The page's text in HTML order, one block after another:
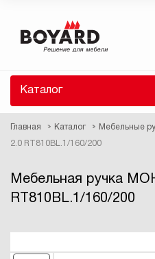
Каталог
Главная Каталог Мебельные
2.0 RT810BL.1/160/200
Мебельная ручка
RT810BL.1/160/200
Восстановление
высланы вам по E-Mail.
ссылку для